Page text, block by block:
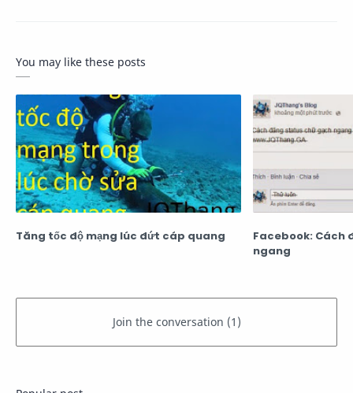
You may like these posts
Tăng tốc độ mạng lúc đứt cáp quang
Facebook: Cách
ngang